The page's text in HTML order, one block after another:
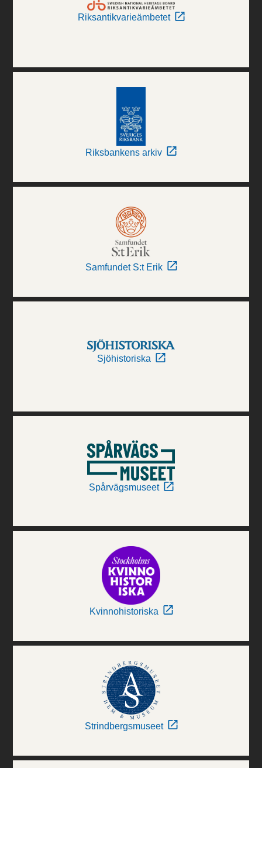
Riksantikvarieämbetet
Riksbankens arkiv
Samfundet S:t Erik
Sjöhistoriska
Spårvägsmuseet
Kvinnohistoriska
Strindbergsmuseet